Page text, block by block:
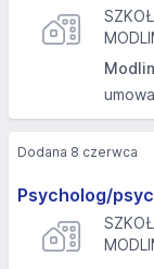
Psycholog/
Dodana 8 czerwca